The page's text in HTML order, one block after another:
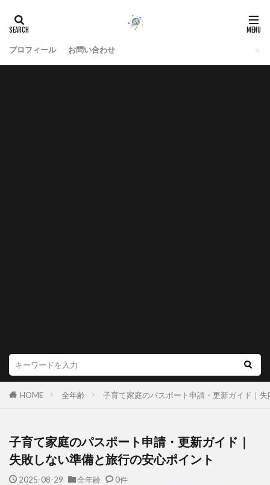
プロフィール お問い合わせ
HOME 全年齢 子育て家庭のパスポート申請・更新ガイド｜
子育て家庭のパスポート申請・更新ガイド｜
失敗しない準備と旅行の安心ポイント
2025-08-29 全年齢 0件